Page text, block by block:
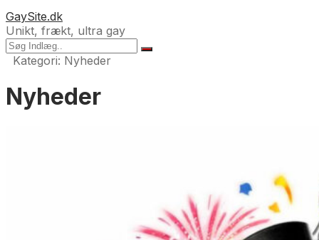
GaySite.dk
Unikt, frækt, ultra gay
Kategori: Nyheder
Nyheder